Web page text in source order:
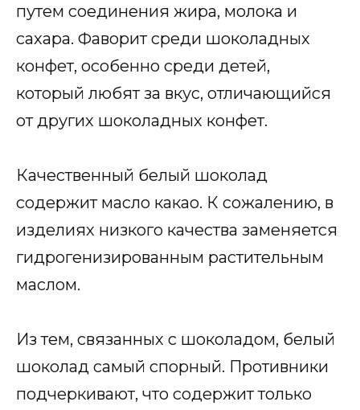
путем соединения жира, молока и
сахара. Фаворит среди шоколадных
конфет, особенно среди детей,
который любят за вкус, отличающийся
от других шоколадных конфет.
Качественный белый шоколад
содержит масло какао. К сожалению, в
изделиях низкого качества заменяется
гидрогенизированным растительным
маслом.
Из тем, связанных с шоколадом, белый
шоколад самый спорный. Противники
подчеркивают, что содержит только